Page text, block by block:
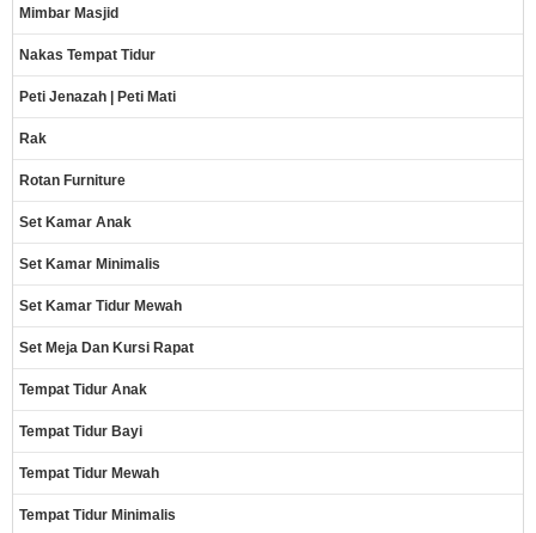
Mimbar Masjid
Nakas Tempat Tidur
Peti Jenazah | Peti Mati
Rak
Rotan Furniture
Set Kamar Anak
Set Kamar Minimalis
Set Kamar Tidur Mewah
Set Meja Dan Kursi Rapat
Tempat Tidur Anak
Tempat Tidur Bayi
Tempat Tidur Mewah
Tempat Tidur Minimalis